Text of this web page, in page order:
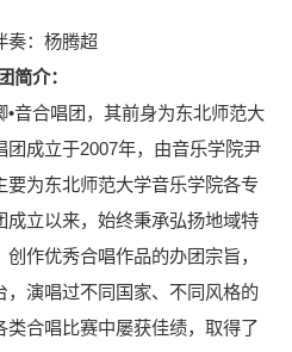
：杨腾超
简介：
合唱团，其前身为东北师范大
成立于2007年，由音乐学院尹
要为东北师范大学音乐学院各专
成立以来，始终秉承弘扬地域特
作优秀合唱作品的办团宗旨，
演唱过不同国家、不同风格的
合唱比赛中屡获佳绩，取得了